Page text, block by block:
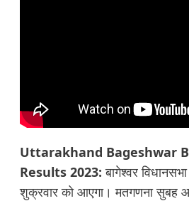
Uttarakhand Bageshwar
Results 2023: बागेश्वर
शुक्रवार को आएगा। मतगणना सुबह